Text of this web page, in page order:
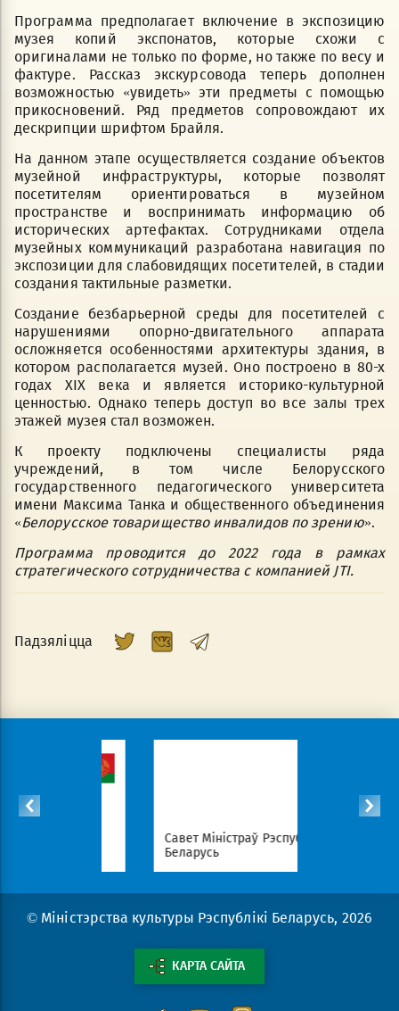
Программа предполагает включение в экспозицию
музея копий экспонатов, которые схожи с
оригиналами не только по форме, но также по весу и
фактуре. Рассказ экскурсовода теперь дополнен
возможностью «увидеть» эти предметы с помощью
прикосновений. Ряд предметов сопровождают их
дескрипции шрифтом Брайля.
На данном этапе осуществляется создание объектов
музейной инфраструктуры, которые позволят
посетителям ориентироваться в музейном
пространстве и воспринимать информацию об
исторических артефактах. Сотрудниками отдела
музейных коммуникаций разработана навигация по
экспозиции для слабовидящих посетителей, в стадии
создания тактильные разметки.
Создание безбарьерной среды для посетителей с
нарушениями опорно-двигательного аппарата
осложняется особенностями архитектуры здания, в
котором располагается музей. Оно построено в 80-х
годах XIX века и является историко-культурной
ценностью. Однако теперь доступ во все залы трех
этажей музея стал возможен.
К проекту подключены специалисты ряда
учреждений, в том числе Белорусского
государственного педагогического университета
имени Максима Танка и общественного объединения
«Белорусское товарищество инвалидов по зрению».
Программа проводится до 2022 года в рамках
стратегического сотрудничества с компанией JTI.
Падзяліцца
Савет Міністраў Рэспублікі
Беларусь
© Міністэрства культуры Рэспублікі Беларусь, 2026
КАРТА САЙТА